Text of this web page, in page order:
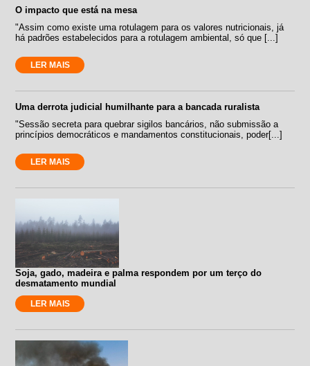
O impacto que está na mesa
"Assim como existe uma rotulagem para os valores nutricionais, já
há padrões estabelecidos para a rotulagem ambiental, só que [...]
LER MAIS
Uma derrota judicial humilhante para a bancada ruralista
"Sessão secreta para quebrar sigilos bancários, não submissão a
princípios democráticos e mandamentos constitucionais, poder[...]
LER MAIS
Soja, gado, madeira e palma respondem por um terço do
desmatamento mundial
LER MAIS